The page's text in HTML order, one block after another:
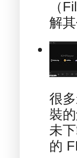
（
解
很
裝
未
的